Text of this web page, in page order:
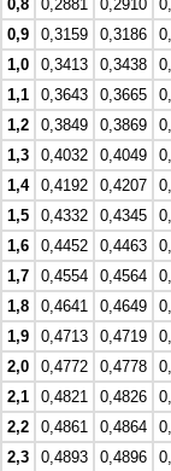
0,8
0,2881 0,2910
0,9
0,3159 0,3186
1,0
0,3413 0,3438
1,1
0,3643 0,3665
1,2
0,3849 0,3869
1,3
0,4032 0,4049
1,4
0,4192 0,4207
1,5
0,4332 0,4345
1,6
0,4452 0,4463
1,7
0,4554 0,4564
1,8
0,4641 0,4649
1,9
0,4713 0,4719
2,0
0,4772 0,4778
2,1
0,4821 0,4826
2,2
0,4861 0,4864
2,3
0,4893 0,4896